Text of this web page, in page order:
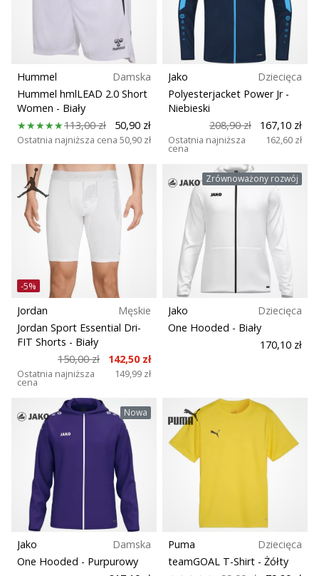
Pokaż
wszystkie
artykuły
Wsparcie dla biustonosza
Zespół
Kolekcja
Gracze
Technologia
Hummel
Damska
Hummel hmlLEAD 2.0 Short
Women - Biały
113,00 zł
50,90 zł
Ostatnia najniższa cena 50,90 zł
Jako
Dziecięca
Polyesterjacket Power Jr -
Niebieski
208,90 zł
167,10 zł
Ostatnia najniższa
cena
162,60 zł
-5%
Jordan
Męskie
Jordan Sport Essential Dri-
FIT Shorts - Biały
150,00 zł
142,50 zł
Ostatnia najniższa
cena
149,99 zł
Zrównoważony rozwój
Jako
Dziecięca
One Hooded - Biały
170,10 zł
Nowa
Jako
Damska
One Hooded - Purpurowy
Puma
Dziecięca
teamGOAL T-Shirt - Żółty